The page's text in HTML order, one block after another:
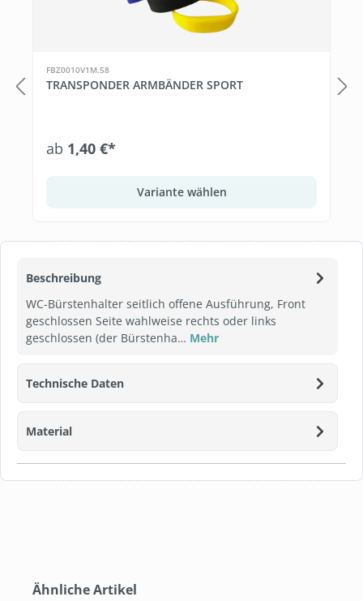
Beschreibung
WC-Bürstenhalter seitlich offene Ausführung, Front
geschlossen Seite wahlweise rechts oder links
geschlossen (der Bürstenha… Mehr
Technische Daten
Material
FBZ0010V1M.58
TRANSPONDER ARMBÄNDER SPORT
ab 1,40 €*
Variante wählen
Produktgalerie überspringen
Ähnliche Artikel